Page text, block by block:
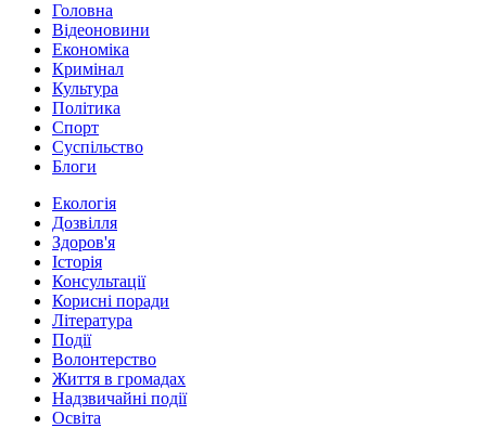
Головна
Відеоновини
Економіка
Кримінал
Культура
Політика
Спорт
Суспільство
Блоги
Екологія
Дозвілля
Здоров'я
Історія
Консультації
Корисні поради
Література
Події
Волонтерство
Життя в громадах
Надзвичайні події
Освіта